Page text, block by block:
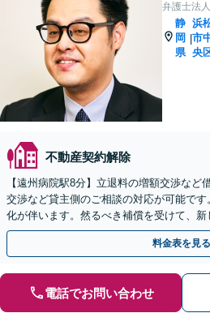
弁護士法
静
岡
県
|
浜
市
央
不動産契約解除
【遠州病院駅8分】立退料の増額交渉など
交渉など貸主側のご相談の対応が可能で
化が伴います。然るべき補償を受けて、
よう法的側面からサポートします【初回相
料金表を見る
電話でお問い合わせ